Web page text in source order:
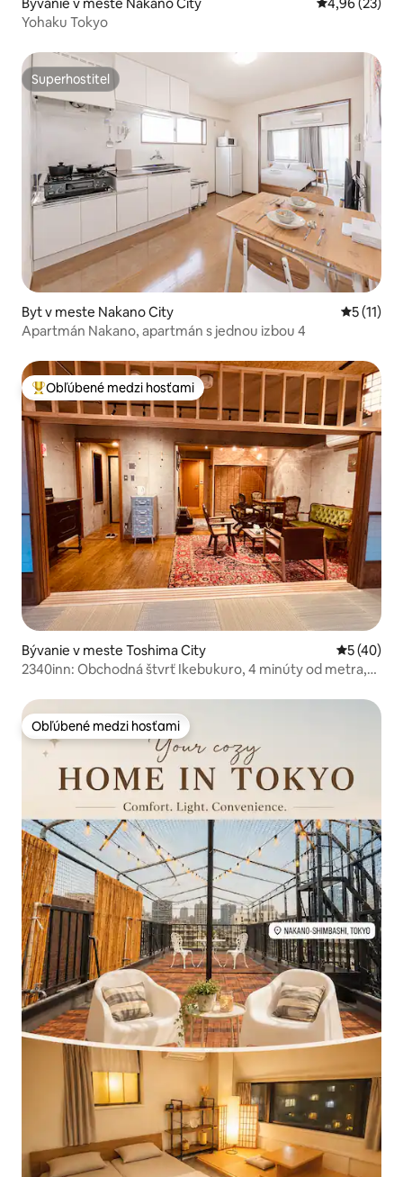
Yohaku Tokyo
Superhostiteľ
Superhostiteľ
Byt v meste Nakano City
5 (11)
Apartmán Nakano, apartmán s jednou izbou 4
Najobľúbenejšie medzi hosťami
Obľúbené medzi hosťami
Bývanie v meste Toshima City
5 (40)
2340inn: Obchodná štvrť Ikebukuro, 4 minúty od metra,
tatami + obývacia izba, 2 WC 2 kúpeľne
Obľúbené medzi hosťami
Obľúbené medzi hosťami